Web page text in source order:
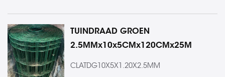
TUINDRAAD GROEN
2.5MMx10x5CMx120CMx25M
CLATDG10X5X1.20X2.5MM